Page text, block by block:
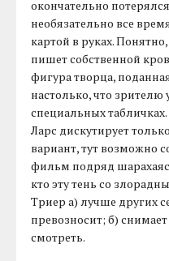
окончательно
необязательно все
картой в руках.
пишет собственной
фигура творца,
настолько, что зрителю
специальных
Ларс дискутирует
вариант, тут возможно
фильм подряд
кто эту тень со
Триер а) лучше других
превозносит; б)
смотреть.